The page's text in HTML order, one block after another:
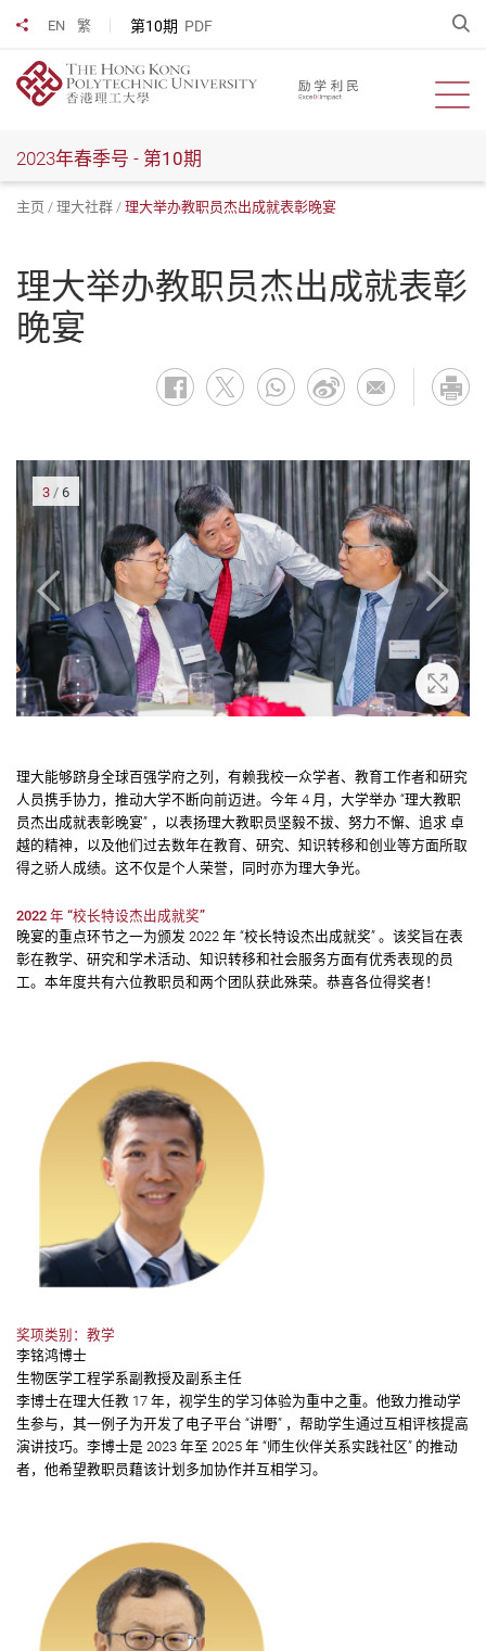
EN 繁 第10期 PDF
分享到
开
2023年春季号 - 第10期
主页 理大社群 理大举办教职员杰出成就表彰晚宴
理大举办教职员杰出成就表彰
晚宴
放大
4 / 6
理大能够跻身全球百强学府之列，有赖我校一众学者、教育工作者和研究
人员携手协力，推动大学不断向前迈进。今年 4 月，大学举办 “理大教职
员杰出成就表彰晚宴” ，以表扬理大教职员坚毅不拔、努力不懈、追求 卓
越的精神，以及他们过去数年在教育、研究、知识转移和创业等方面所取
得之骄人成绩。这不仅是个人荣誉，同时亦为理大争光。
2022 年 “校长特设杰出成就奖”
晚宴的重点环节之一为颁发 2022 年 “校长特设杰出成就奖” 。该奖旨在表
彰在教学、研究和学术活动、知识转移和社会服务方面有优秀表现的员
工。本年度共有六位教职员和两个团队获此殊荣。恭喜各位得奖者！
奖项类别：教学
李铭鸿博士
生物医学工程学系副教授及副系主任
李博士在理大任教 17 年，视学生的学习体验为重中之重。他致力推动学
生参与，其一例子为开发了电子平台 “讲嘢” ，帮助学生通过互相评核提高
演讲技巧。李博士是 2023 年至 2025 年 “师生伙伴关系实践社区” 的推动
者，他希望教职员藉该计划多加协作并互相学习。